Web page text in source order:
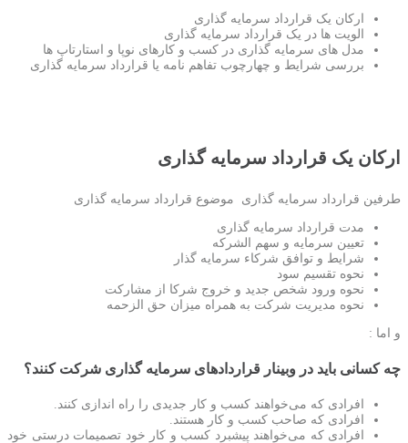
ارکان یک قرارداد سرمایه گذاری
الویت ها در یک قرارداد سرمایه گذاری
مدل های سرمایه گذاری در کسب و کارهای نوپا و استارتاپ ها
بررسی شرایط و چهارچوب تفاهم نامه یا قرارداد سرمایه گذاری
ارکان یک قرارداد سرمایه گذاری
طرفین قرارداد سرمایه گذاری موضوع قرارداد سرمایه گذاری
مدت قرارداد سرمایه گذاری
تعیین سرمایه و سهم الشرکه
شرایط و توافق شرکاء سرمایه گذار
نحوه تقسیم سود
نحوه ورود شخص جدید و خروج شرکا از مشارکت
نحوه مدیریت شرکت به همراه میزان حق الزحمه
و اما :
چه کسانی باید در وبینار قراردادهای سرمایه گذاری شرکت کنند؟
افرادی که می‌خواهند کسب و کار جدیدی را راه اندازی کنند.
افرادی که صاحب کسب و کار هستند.
افرادی که می‌خواهند پیشبرد کسب و کار خود تصمیمات درستی خود